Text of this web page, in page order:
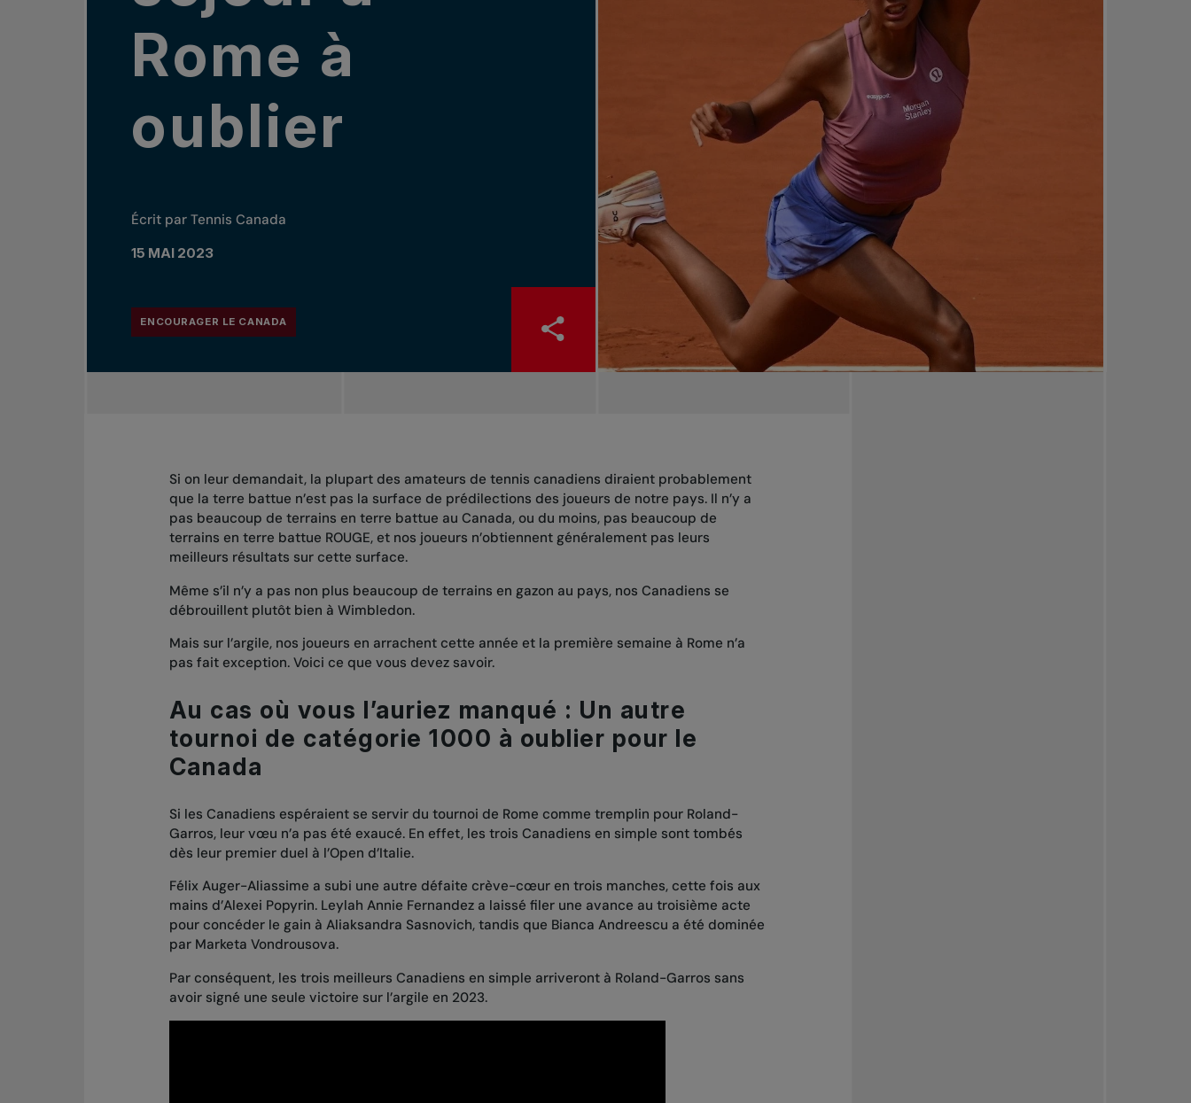
Rome à
oublier
Écrit par Tennis Canada
15 MAI 2023
ENCOURAGER LE CANADA
Si on leur demandait, la plupart des amateurs de tennis canadiens diraient probablement
que la terre battue n’est pas la surface de prédilections des joueurs de notre pays. Il n’y a
pas beaucoup de terrains en terre battue au Canada, ou du moins, pas beaucoup de
terrains en terre battue ROUGE, et nos joueurs n’obtiennent généralement pas leurs
meilleurs résultats sur cette surface.
Même s’il n’y a pas non plus beaucoup de terrains en gazon au pays, nos Canadiens se
débrouillent plutôt bien à Wimbledon.
Mais sur l’argile, nos joueurs en arrachent cette année et la première semaine à Rome n’a
pas fait exception. Voici ce que vous devez savoir.
Au cas où vous l’auriez manqué : Un autre
tournoi de catégorie 1000 à oublier pour le
Canada
Si les Canadiens espéraient se servir du tournoi de Rome comme tremplin pour Roland-
Garros, leur vœu n’a pas été exaucé. En effet, les trois Canadiens en simple sont tombés
dès leur premier duel à l’Open d’Italie.
Félix Auger-Aliassime a subi une autre défaite crève-cœur en trois manches, cette fois aux
mains d’Alexei Popyrin. Leylah Annie Fernandez a laissé filer une avance au troisième acte
pour concéder le gain à Aliaksandra Sasnovich, tandis que Bianca Andreescu a été dominée
par Marketa Vondrousova.
Par conséquent, les trois meilleurs Canadiens en simple arriveront à Roland-Garros sans
avoir signé une seule victoire sur l’argile en 2023.